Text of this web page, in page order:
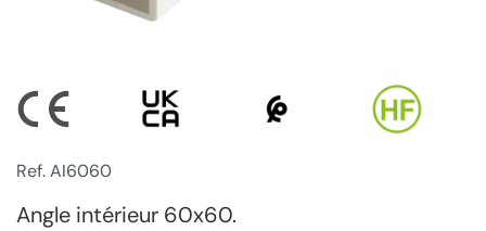
Ref. AI6060
Angle intérieur 60x60.